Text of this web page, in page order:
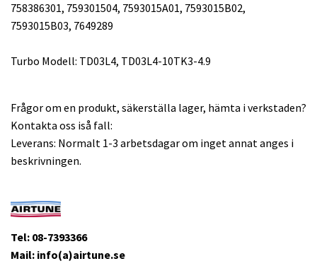
758386301, 759301504, 7593015A01, 7593015B02,
7593015B03, 7649289
Turbo Modell: TD03L4, TD03L4-10TK3-4.9
Frågor om en produkt, säkerställa lager, hämta i verkstaden?
Kontakta oss iså fall:
Leverans: Normalt 1-3 arbetsdagar om inget annat anges i
beskrivningen.
Tel: 08-7393366
Mail: info(a)airtune.se